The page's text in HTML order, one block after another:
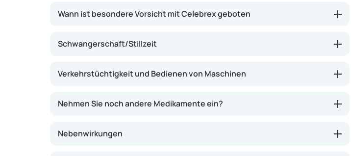
Wann ist besondere Vorsicht mit Celebrex geboten
Schwangerschaft/Stillzeit
Verkehrstüchtigkeit und Bedienen von Maschinen
Nehmen Sie noch andere Medikamente ein?
Nebenwirkungen